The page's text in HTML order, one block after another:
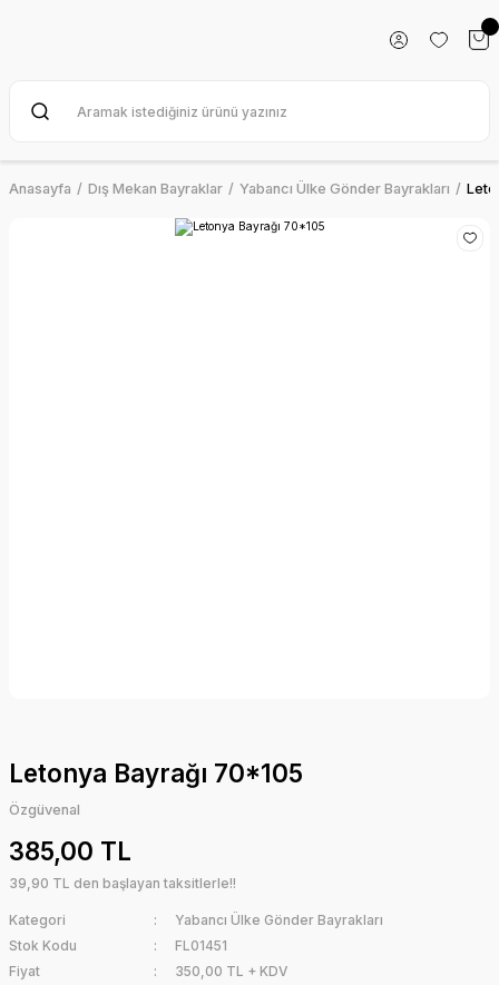
Anasayfa Dış Mekan Bayraklar Yabancı Ülke Gönder Bayrakları
Letonya Bayrağı 70*105
Özgüvenal
385,00 TL
39,90 TL den başlayan taksitlerle!!
Kategori
Yabancı Ülke Gönder Bayrakları
Stok Kodu
FL01451
Fiyat
350,00 TL + KDV